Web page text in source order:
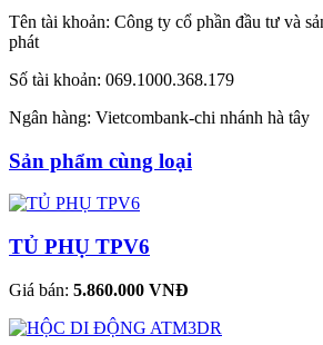
Tên tài khoản: Công ty cổ phần đầu tư và
phát
Số tài khoản: 069.1000.368.179
Ngân hàng: Vietcombank-chi nhánh hà tây
Sản phẩm cùng loại
TỦ PHỤ TPV6
Giá bán: 5.860.000 VNĐ